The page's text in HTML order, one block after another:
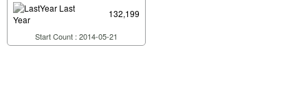
Last
Year
132,199
Start Count : 2014-05-21